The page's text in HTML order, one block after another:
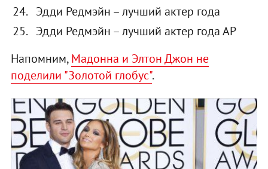
Эдди Редмэйн – лучший актер года
Эдди Редмэйн – лучший актер года АР
Напомним,Мадонна и Элтон Джон не
поделили "Золотой глобус".